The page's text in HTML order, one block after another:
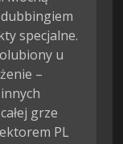
specjalne.
u
–
grze
PL